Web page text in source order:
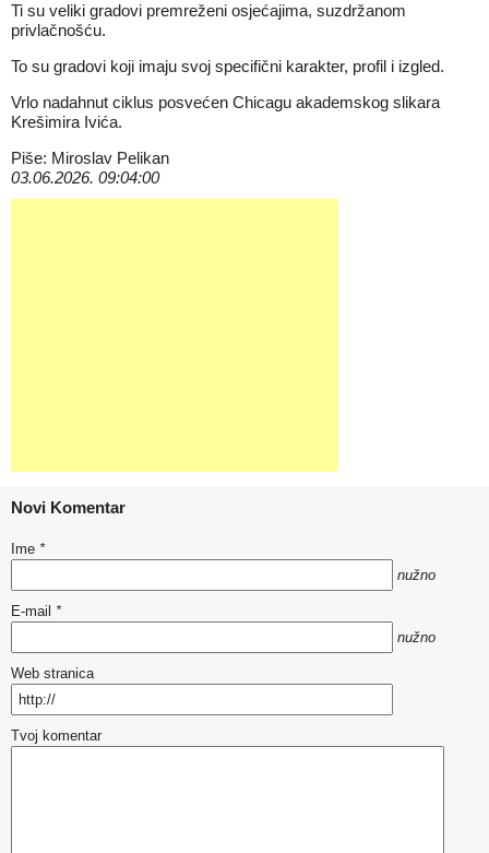
Ti su veliki gradovi premreženi osjećajima, suzdržanom
privlačnošću.
To su gradovi koji imaju svoj specifični karakter, profil i izgled.
Vrlo nadahnut ciklus posvećen Chicagu akademskog slikara
Krešimira Ivića.
Piše: Miroslav Pelikan
03.06.2026. 09:04:00
Novi Komentar
Ime *
nužno
E-mail *
nužno
Web stranica
Tvoj komentar